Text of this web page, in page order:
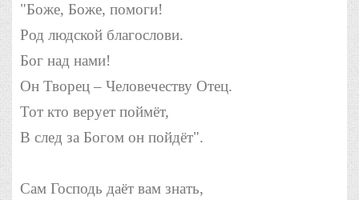
"Боже, Боже, помоги!
Род людской благослови.
Бог над нами!
Он Творец – Человечеству Отец.
Тот кто верует поймёт,
В след за Богом он пойдёт".
Сам Господь даёт вам знать,